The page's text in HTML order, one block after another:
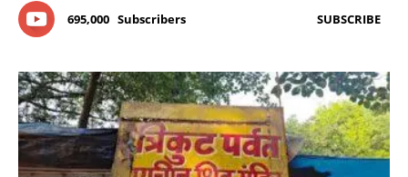
695,000 Subscribers SUBSCRIBE